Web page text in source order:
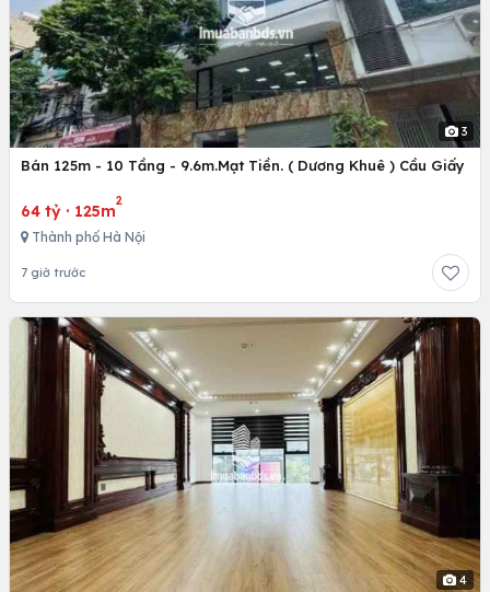
3
Bán 125m - 10 Tầng - 9.6m.Mạt Tiền. ( Dương Khuê ) Cầu Giấy
64 tỷ · 125m
2
Thành phố Hà Nội
7 giờ trước
4